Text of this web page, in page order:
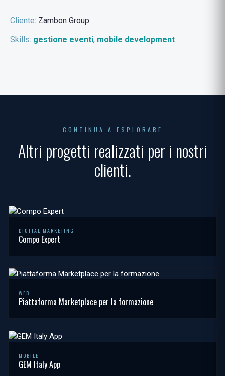
Cliente: Zambon Group
Skills: gestione eventi, mobile development
CONTINUA A ESPLORARE
Altri progetti realizzati per i nostri
clienti.
DIGITAL MARKETING
Compo Expert
WEB
Piattaforma Marketplace per la formazione
MOBILE
GEM Italy App